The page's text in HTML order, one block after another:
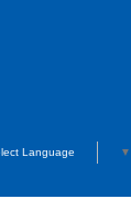
Language ▼